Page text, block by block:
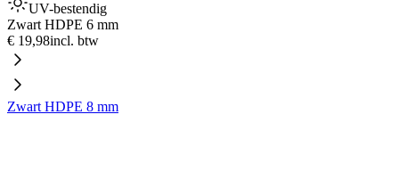
UV-bestendig
Zwart HDPE 6 mm
€ 19,98incl. btw
Zwart HDPE 8 mm